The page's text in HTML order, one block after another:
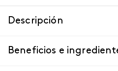
Descripción
Beneficios e